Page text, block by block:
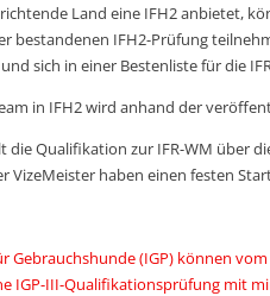
Land eine IFH2 anbietet,
bestandenen IFH2-Prüfung
sich in einer Bestenliste für die
in IFH2 wird anhand der
die Qualifikation zur IFR-WM über
VizeMeister haben einen festen
Gebrauchshunde (IGP) können
IGP-III-Qualifikationsprüfung mit